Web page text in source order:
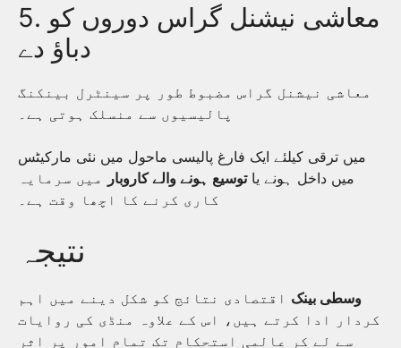
5. معاشی نیشنل گراس دوروں کو
دباؤ دے
معاشی نیشنل گراس مضبوط طور پر سینٹرل بینکنگ
پالیسیوں سے منسلک ہوتی ہے۔
میں ترقی کیلئے ایک فارغ پالیسی ماحول میں نئی مارکیٹس
میں داخل ہونے یاتوسیع ہونے والے کاروبار
میں سرمایہ
کاری کرنے کا اچھا وقت ہے۔
نتیجہ
وسطی بینک اقتصادی نتائج کو شکل دینے میں اہم
کردار ادا کرتے ہیں، اس کے علاوہ منڈی کی روایات
سے لے کر عالمی استحکام تک تمام امور پر اثر